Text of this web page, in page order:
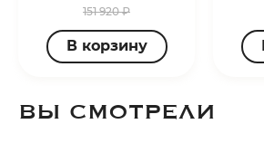
151 920 ₽
В корзину
ВЫ СМОТРЕЛИ